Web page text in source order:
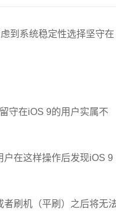
到系统稳定性选择坚守在
守在iOS 9的用户实属不
在这样操作后发现iOS 9
刷机（平刷）之后将无